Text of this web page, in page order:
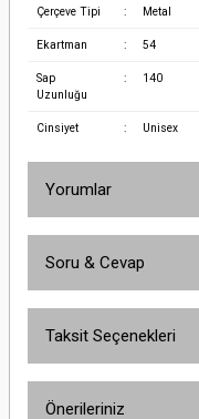
Çerçeve Tipi : Metal
Ekartman : 54
Sap
Uzunluğu
: 140
Cinsiyet : Unisex
Yorumlar
Soru & Cevap
Taksit Seçenekleri
Önerileriniz